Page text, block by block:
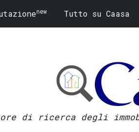
new Tutto su Caasa
di ricerca degli